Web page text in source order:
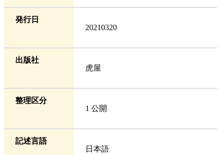
発行日
20210320
出版社
虎屋
整理区分
1 公開
記述言語
日本語